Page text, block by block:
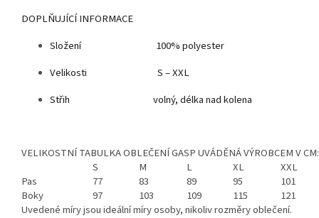
DOPLŇUJÍCÍ INFORMACE
Složení 100% polyester
Velikosti S – XXL
Střih volný, délka nad kolena
VELIKOSTNÍ TABULKA OBLEČENÍ GASP UVÁDĚNÁ VÝROBCEM V CM:
S
M L XL
XXL
Pas
77 83 89 95
101
Boky
97 103 109 115
121
Uvedené míry jsou ideální míry osoby, nikoliv rozměry oblečení.